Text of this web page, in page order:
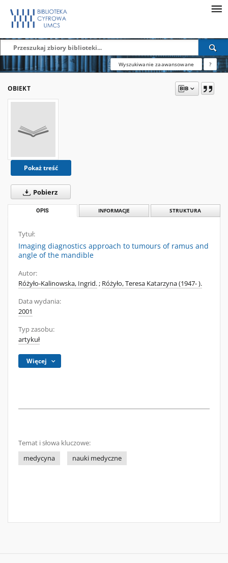
Wyszukiwanie zaawansowane ?
OBIEKT
Pokaż treść
Pobierz
OPIS INFORMACJE STRUKTURA
Tytuł:
Imaging diagnostics approach to tumours of ramus and
angle of the mandible
Autor:
Różyło-Kalinowska, Ingrid.; Różyło, Teresa Katarzyna (1947- ).
Data wydania:
2001
Typ zasobu:
artykuł
Więcej
Temat i słowa kluczowe:
medycyna
nauki medyczne